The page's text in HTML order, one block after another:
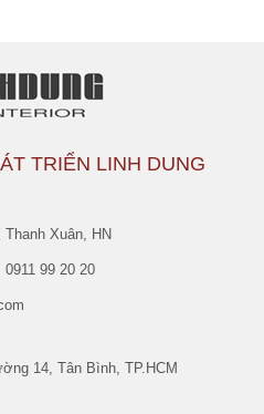
TRIỂN LINH DUNG
Xuân, HN
99 20 20
14, Tân Bình, TP.HCM